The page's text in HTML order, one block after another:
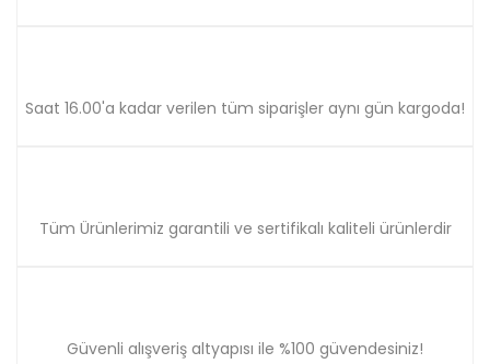
Saat 16.00'a kadar verilen tüm siparişler aynı gün kargoda!
Tüm Ürünlerimiz garantili ve sertifikalı kaliteli ürünlerdir
Güvenli alışveriş altyapısı ile %100 güvendesiniz!